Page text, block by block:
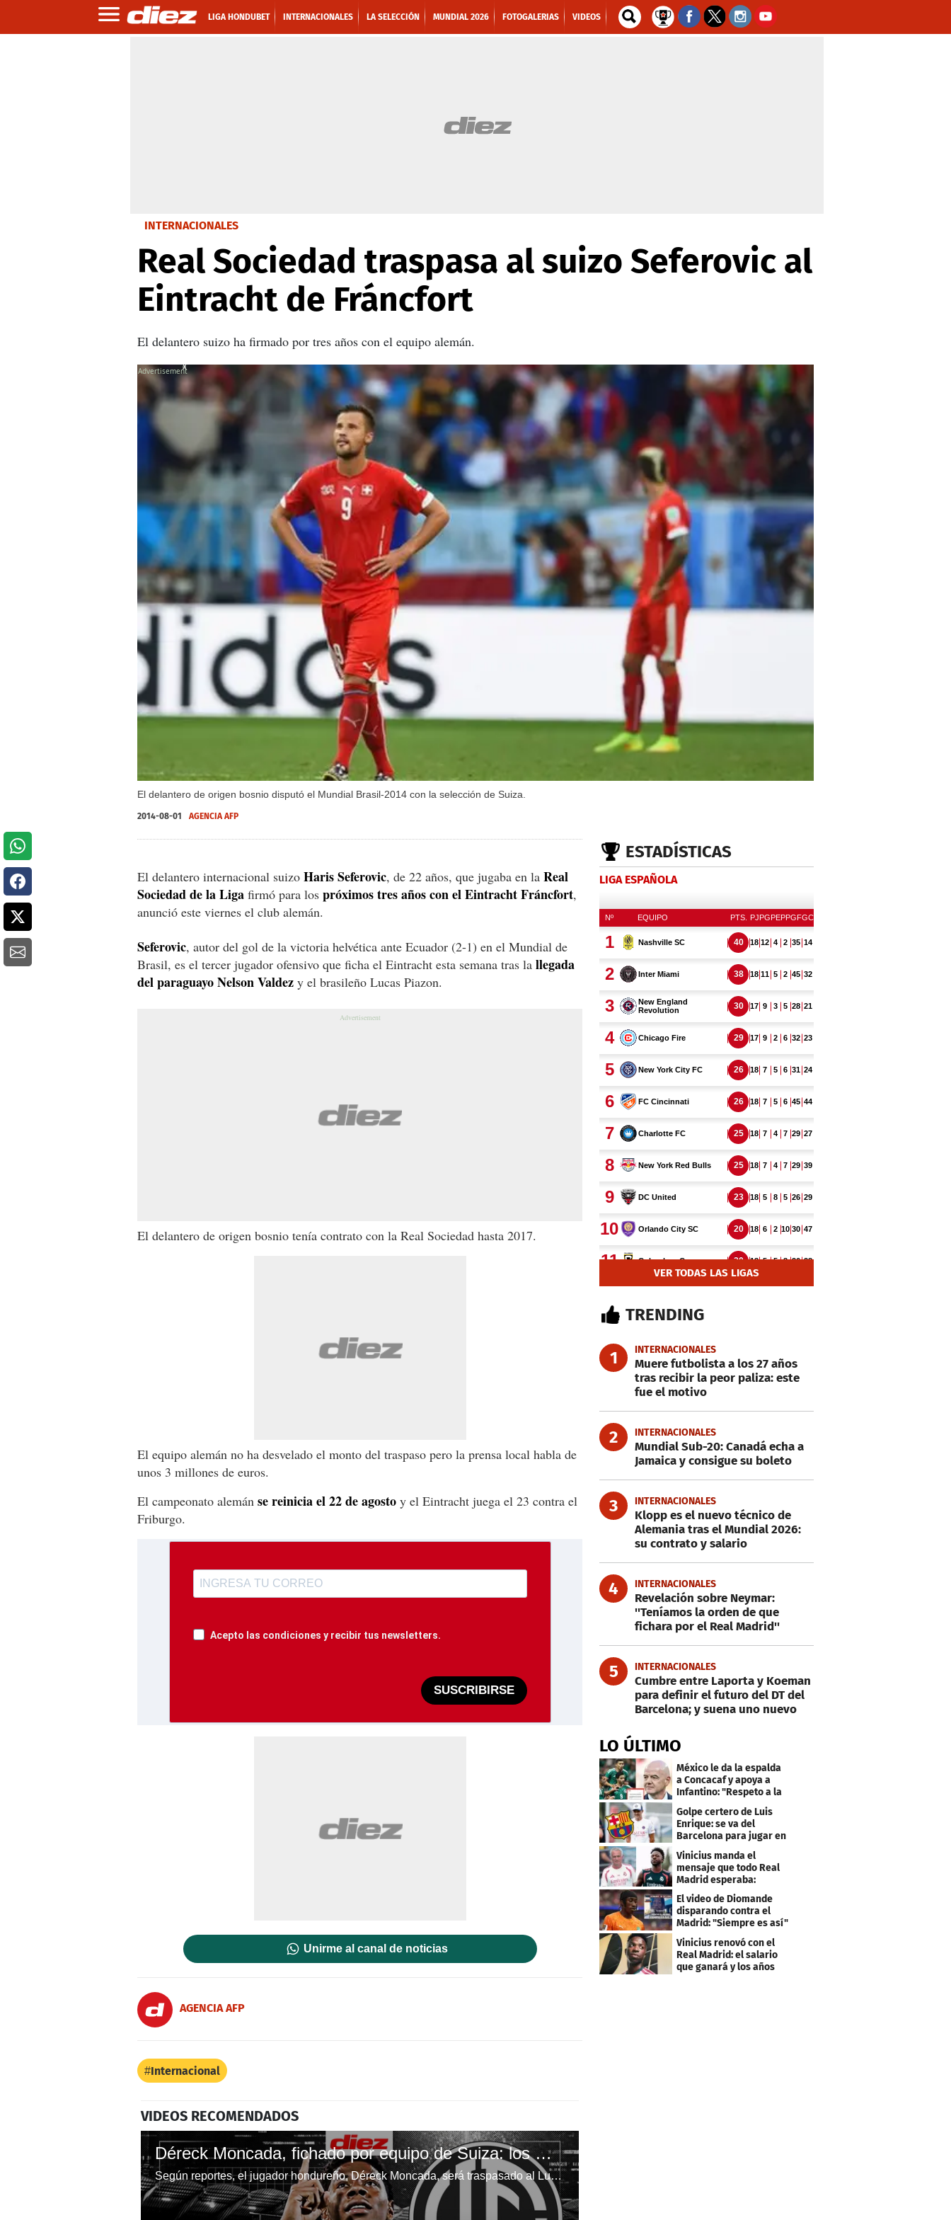
LIGA HONDUBET INTERNACIONALES LA SELECCIÓN MUNDIAL 2026 FOTOGALERIAS VIDEOS
INTERNACIONALES
Real Sociedad traspasa al suizo Seferovic al
Eintracht de Fráncfort
El delantero suizo ha firmado por tres años con el equipo alemán.
El delantero de origen bosnio disputó el Mundial Brasil-2014 con la selección de Suiza.
X
2014-08-01 AGENCIA AFP
El delantero internacional suizo Haris Seferovic, de 22 años, que jugaba en la Real
Sociedad de la Liga firmó para los próximos tres años con el Eintracht Fráncfort,
anunció este viernes el club alemán.
Seferovic, autor del gol de la victoria helvética ante Ecuador (2-1) en el Mundial de
Brasil, es el tercer jugador ofensivo que ficha el Eintracht esta semana tras la llegada
del paraguayo Nelson Valdez y el brasileño Lucas Piazon.
El delantero de origen bosnio tenía contrato con la Real Sociedad hasta 2017.
El equipo alemán no ha desvelado el monto del traspaso pero la prensa local habla de
unos 3 millones de euros.
El campeonato alemán se reinicia el 22 de agosto y el Eintracht juega el 23 contra el
Friburgo.
Acepto las condiciones y recibir tus newsletters.
SUSCRIBIRSE
Unirme al canal de noticias
AGENCIA AFP
Internacional
VIDEOS RECOMENDADOS
Déreck Moncada, fichado por equipo de Suiza: los MILLONES que recibirá Olimpia por su traspaso
Según reportes, el jugador hondureño, Déreck Moncada, será traspasado al Lugano de la Primera División de Suiza. Wálter García y Jafeth Barralaga nos brindan todos los detalles sobre su fichaje.
ESTADÍSTICAS
LIGA ESPAÑOLA
VER TODAS LAS LIGAS
TRENDING
1 INTERNACIONALES
Muere futbolista a los 27 años
tras recibir la peor paliza: este
fue el motivo
2 INTERNACIONALES
Mundial Sub-20: Canadá echa a
Jamaica y consigue su boleto
3 INTERNACIONALES
Klopp es el nuevo técnico de
Alemania tras el Mundial 2026:
su contrato y salario
4 INTERNACIONALES
Revelación sobre Neymar:
''Teníamos la orden de que
fichara por el Real Madrid''
5 INTERNACIONALES
Cumbre entre Laporta y Koeman
para definir el futuro del DT del
Barcelona; y suena uno nuevo
LO ÚLTIMO
México le da la espalda
a Concacaf y apoya a
Infantino: "Respeto a la
gobernanza"
Golpe certero de Luis
Enrique: se va del
Barcelona para jugar en
el PSG
Vinicius manda el
mensaje que todo Real
Madrid esperaba:
"Mourinho..."
El video de Diomande
disparando contra el
Madrid: "Siempre es así"
Vinicius renovó con el
Real Madrid: el salario
que ganará y los años